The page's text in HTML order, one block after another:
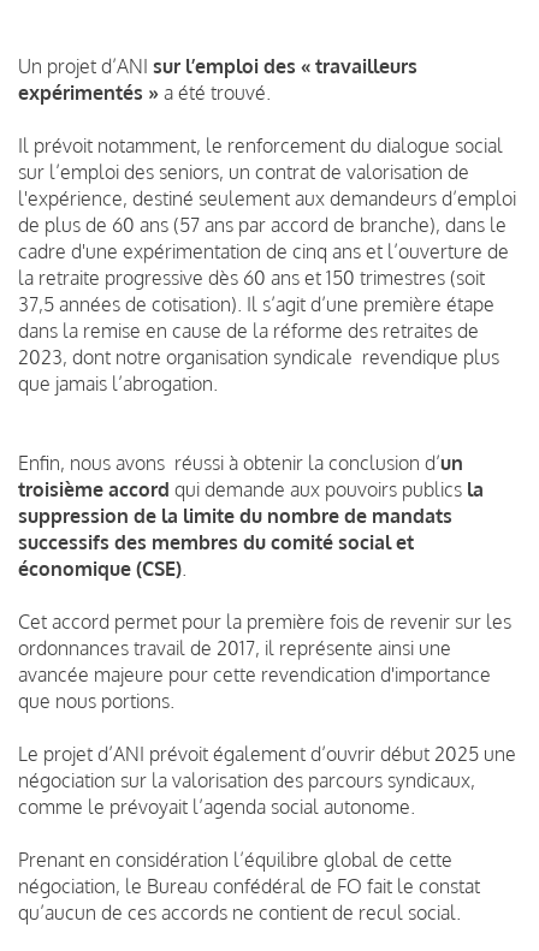
Un projet d’ANI sur l’emploi des « travailleurs
expérimentés » a été trouvé.
Il prévoit notamment, le renforcement du dialogue social
sur l’emploi des seniors, un contrat de valorisation de
l'expérience, destiné seulement aux demandeurs d’emploi
de plus de 60 ans (57 ans par accord de branche), dans le
cadre d'une expérimentation de cinq ans et l’ouverture de
la retraite progressive dès 60 ans et 150 trimestres (soit
37,5 années de cotisation). Il s’agit d’une première étape
dans la remise en cause de la réforme des retraites de
2023, dont notre organisation syndicale revendique plus
que jamais l’abrogation.
Enfin, nous avons réussi à obtenir la conclusion d’un
troisième accord qui demande aux pouvoirs publics la
suppression de la limite du nombre de mandats
successifs des membres du comité social et
économique (CSE)
Cet accord permet pour la première fois de revenir sur les
ordonnances travail de 2017, il représente ainsi une
avancée majeure pour cette revendication d'importance
que nous portions.
Le projet d’ANI prévoit également d’ouvrir début 2025 une
négociation sur la valorisation des parcours syndicaux,
comme le prévoyait l’agenda social autonome.
Prenant en considération l’équilibre global de cette
négociation, le Bureau confédéral de FO fait le constat
qu’aucun de ces accords ne contient de recul social.